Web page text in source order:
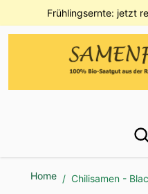
Direkt zum InhaltFrühlingsernte: jetzt
Home / Chilisamen -